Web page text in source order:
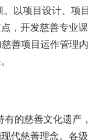
以项目设计、项
，开发慈善专业
善项目运作管理
有的慈善文化遗产
代慈善理念。各